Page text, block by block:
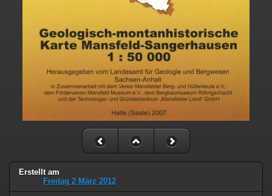
Erstellt am
Freitag 2 März 2012